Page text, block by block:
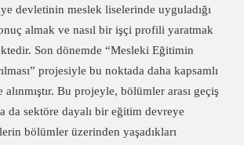
devletinin meslek liselerinde uyguladığı
almak ve nasıl bir işçi profili yaratmak
Son dönemde “Mesleki Eğitimin
projesiyle bu noktada daha kapsamlı
alınmıştır. Bu projeyle, bölümler arası geçiş
da sektöre dayalı bir eğitim devreye
bölümler üzerinden yaşadıkları